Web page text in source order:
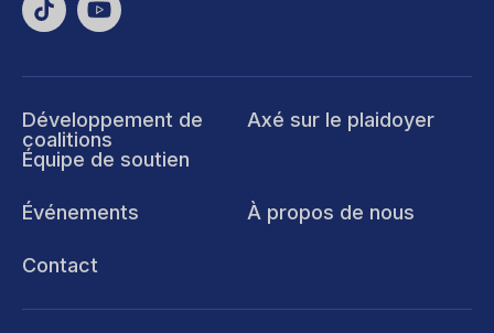
Développement de
coalitions
Équipe de soutien
Axé sur le plaidoyer
Événements À propos de nous
Contact